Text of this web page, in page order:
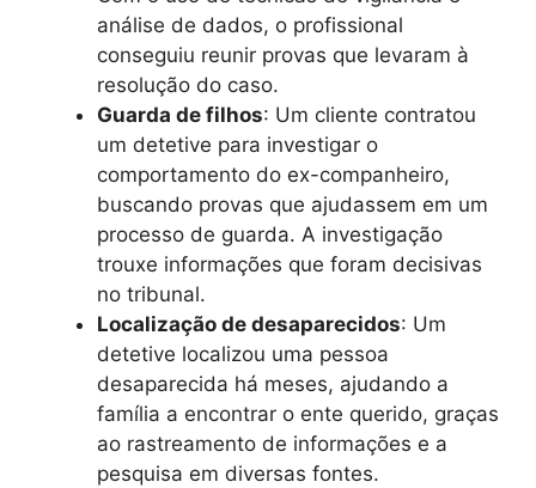
análise de dados, o profissional
conseguiu reunir provas que levaram à
resolução do caso.
Guarda de filhos: Um cliente contratou
um detetive para investigar o
comportamento do ex-companheiro,
buscando provas que ajudassem em um
processo de guarda. A investigação
trouxe informações que foram decisivas
no tribunal.
Localização de desaparecidos: Um
detetive localizou uma pessoa
desaparecida há meses, ajudando a
família a encontrar o ente querido, graças
ao rastreamento de informações e a
pesquisa em diversas fontes.